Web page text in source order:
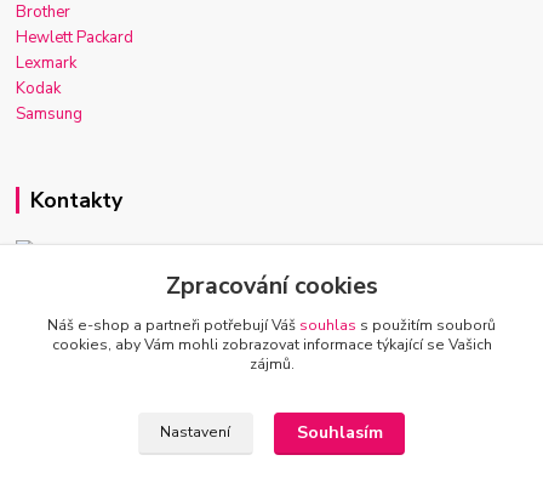
Brother
Hewlett Packard
Lexmark
Kodak
Samsung
Kontakty
Josef Macek
+420 603 921 266
Po-Ne, 7-22h
Zpracování cookies
Náš e-shop a partneři potřebují Váš souhlas s použitím souborů
cookies, aby Vám mohli zobrazovat informace týkající se Vašich
zájmů.
Nastavení Souhlasím